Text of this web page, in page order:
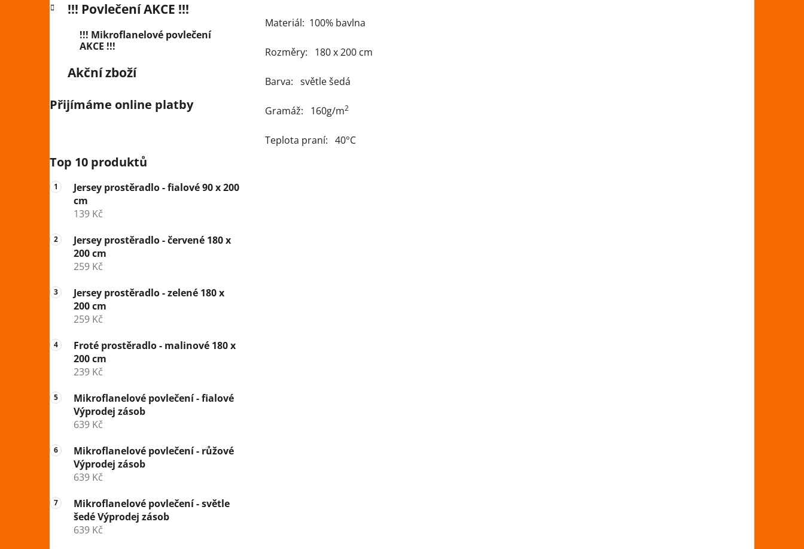
!!! Povlečení AKCE !!!
!!! Mikroflanelové povlečení
AKCE !!!
Akční zboží
Přijímáme online platby
Top 10 produktů
Jersey prostěradlo - fialové 90 x 200
cm
139 Kč
Jersey prostěradlo - červené 180 x
200 cm
259 Kč
Jersey prostěradlo - zelené 180 x
200 cm
259 Kč
Froté prostěradlo - malinové 180 x
200 cm
239 Kč
Mikroflanelové povlečení - fialové
Výprodej zásob
639 Kč
Mikroflanelové povlečení - růžové
Výprodej zásob
639 Kč
Mikroflanelové povlečení - světle
šedé Výprodej zásob
639 Kč
Materiál: 100% bavlna
Rozměry: 180 x 200 cm
Barva: světle šedá
Gramáž: 160g/m2
Teplota praní: 40°C